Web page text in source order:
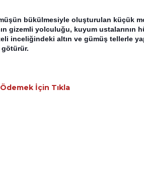
bükülmesiyle oluşturulan küçük
gizemli yolculuğu, kuyum
altın ve gümüş tellerle
götürür.
İçin Tıkla